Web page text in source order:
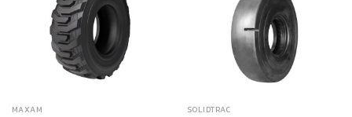
MAXAM SOLIDTRAC